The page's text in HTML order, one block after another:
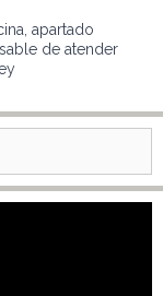
apartado
de atender